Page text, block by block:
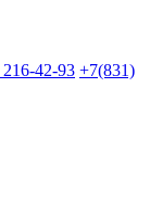
216-42-93 +7(831)